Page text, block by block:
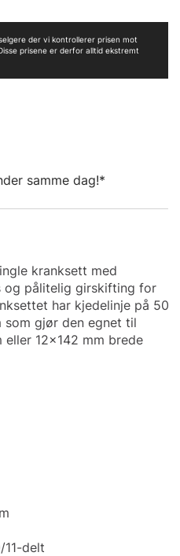
samme dag!*
der vi kontrollerer prisen mot
prisene er derfor alltid ekstremt
kranksett med
og pålitelig girskifting for
har kjedelinje på 50
som gjør den egnet til
12x142 mm brede
delt